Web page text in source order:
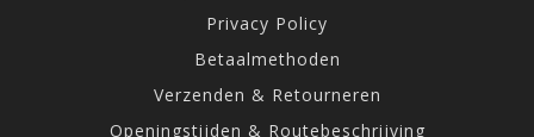
Privacy Policy
Betaalmethoden
Verzenden & Retourneren
Openingstijden & Routebeschrijving